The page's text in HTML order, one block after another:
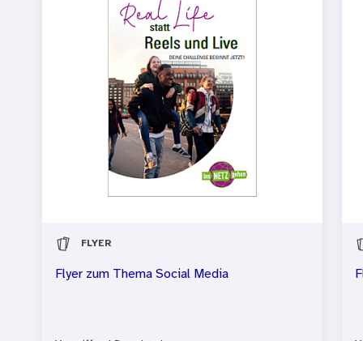
FLYER
Flyer zum Thema Social Media